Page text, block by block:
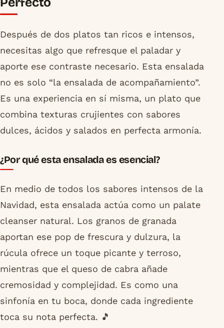
Después de dos platos tan ricos e intensos,
necesitas algo que refresque el paladar y
aporte ese contraste necesario. Esta ensalada
no es solo “la ensalada de acompañamiento”.
Es una experiencia en sí misma, un plato que
combina texturas crujientes con sabores
dulces, ácidos y salados en perfecta armonía.
¿Por qué esta ensalada es esencial?
En medio de todos los sabores intensos de la
Navidad, esta ensalada actúa como un palate
cleanser natural. Los granos de granada
aportan ese pop de frescura y dulzura, la
rúcula ofrece un toque picante y terroso,
mientras que el queso de cabra añade
cremosidad y complejidad. Es como una
sinfonía en tu boca, donde cada ingrediente
toca su nota perfecta. 🎵